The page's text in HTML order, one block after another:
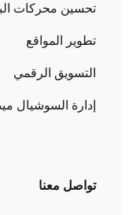
تحسين محركات
تطوير المواقع
التسويق الرقمي
إدارة السوشيال
تواصل معنا